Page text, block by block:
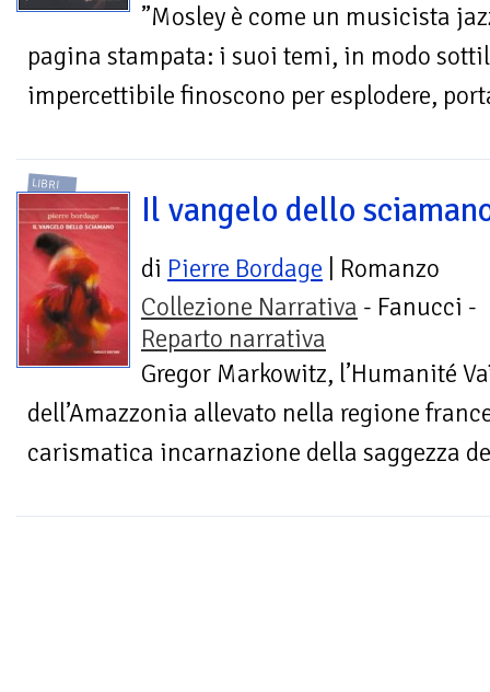
”Mosley è come un musicista
pagina stampata: i suoi temi, in modo
impercettibile finoscono per esplodere,
LIBRI
Il vangelo dello
di Pierre Bordage | Romanzo
Collezione Narrativa - Fanucci -
Reparto narrativa
Gregor Markowitz, l’Humanité
dell’Amazzonia allevato nella regione
carismatica incarnazione della saggezza